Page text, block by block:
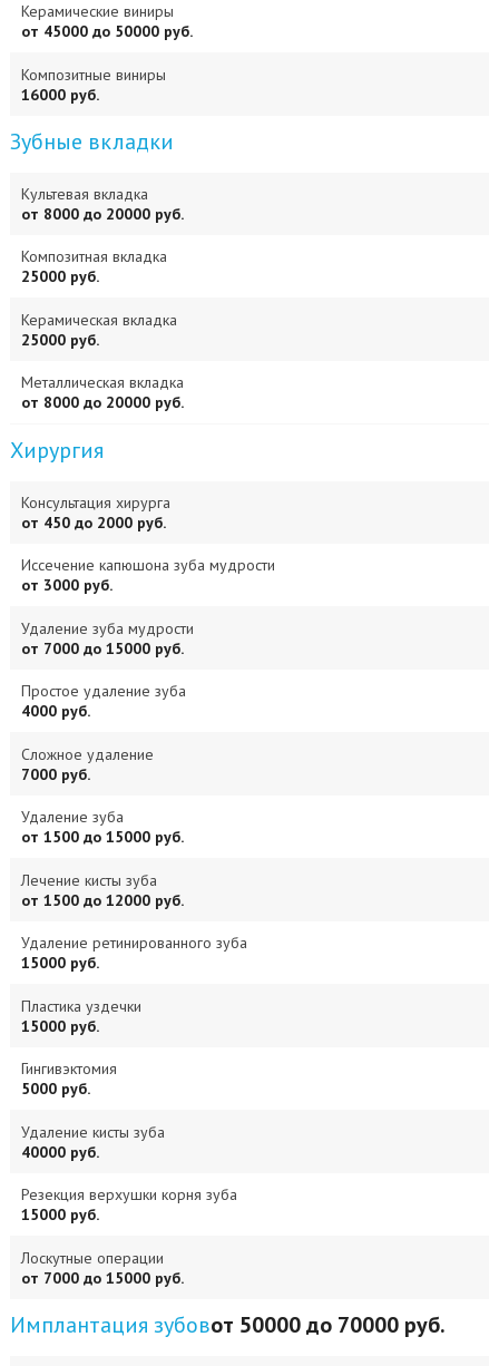
Керамические виниры
от 45000 до 50000 руб.
Композитные виниры
16000 руб.
Зубные вкладки
Культевая вкладка
от 8000 до 20000 руб.
Композитная вкладка
25000 руб.
Керамическая вкладка
25000 руб.
Металлическая вкладка
от 8000 до 20000 руб.
Хирургия
Консультация хирурга
от 450 до 2000 руб.
Иссечение капюшона зуба мудрости
от 3000 руб.
Удаление зуба мудрости
от 7000 до 15000 руб.
Простое удаление зуба
4000 руб.
Сложное удаление
7000 руб.
Удаление зуба
от 1500 до 15000 руб.
Лечение кисты зуба
от 1500 до 12000 руб.
Удаление ретинированного зуба
15000 руб.
Пластика уздечки
15000 руб.
Гингивэктомия
5000 руб.
Удаление кисты зуба
40000 руб.
Резекция верхушки корня зуба
15000 руб.
Лоскутные операции
от 7000 до 15000 руб.
Имплантация зубовот 50000 до 70000 руб.